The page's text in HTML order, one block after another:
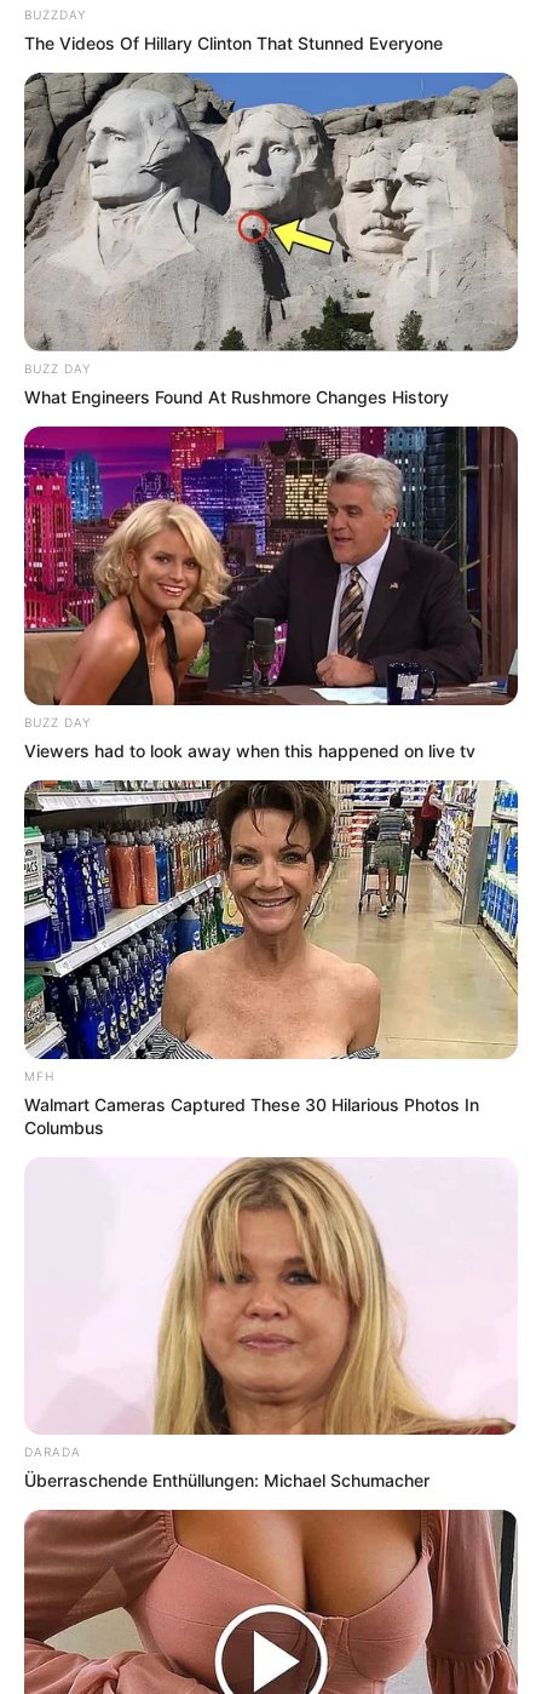
die in jedem Haushalt verfügbar sind.
Traditionell– ein Rezept mit Geschichte,
das über Generationen weitergegeben
wurde.
Häufige Fehler und wie
man sie vermeidet
Teig geht nicht auf: Ursache meist zu
kalte Milch oder alte Hefe. Lösung: immer
frische Hefe und lauwarme Flüssigkeit
verwenden.
Klöße sind innen roh
: Sie wurden zu kurz
gegart oder der Deckel zu früh geöffnet.
Lösung: Garzeit einhalten und Deckel
geschlossen lassen.
zu wenig Gehzeit. Lösung: Den Teig
weich halten und Geduld haben.
Fazit
Schon probiert? So gelingt dir Hefeklöße Rezept
garantiert begeistert alle! – mit diesem
Leitfaden bist du bestens gerüstet, um die
traditionelle Spezialität in deiner eigenen Küche
nachzukochen. Ob süß mit Vanillesoße, herzhaft
ein echtes Allround-Talent.
Probier es aus, folge den Tipps, und schon bald
werden deine selbstgemachten Hefeklöße der
neue Liebling auf dem Familientisch sein.
Tradition trifft Genuss – und jeder Bissen bringt
ein Stück Heimatgefühl zurück.
BUZZDAY
The Videos Of Hillary Clinton That Stunned Everyone
BUZZ DAY
What Engineers Found At Rushmore Changes History
BUZZ DAY
Viewers had to look away when this happened on live tv
MFH
Walmart Cameras Captured These 30 Hilarious Photos In
Columbus
DARADA
Überraschende Enthüllungen: Michael Schumacher